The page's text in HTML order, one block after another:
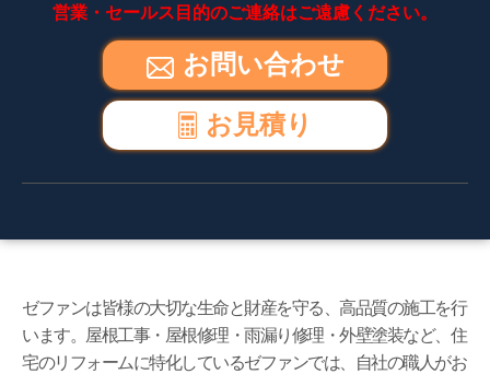
営業・セールス目的のご連絡はご遠慮ください。
お問い合わせ
お見積り
ゼファンは皆様の大切な生命と財産を守る、高品質の施工を行
います。屋根工事・屋根修理・雨漏り修理・外壁塗装など、住
宅のリフォームに特化しているゼファンでは、自社の職人がお